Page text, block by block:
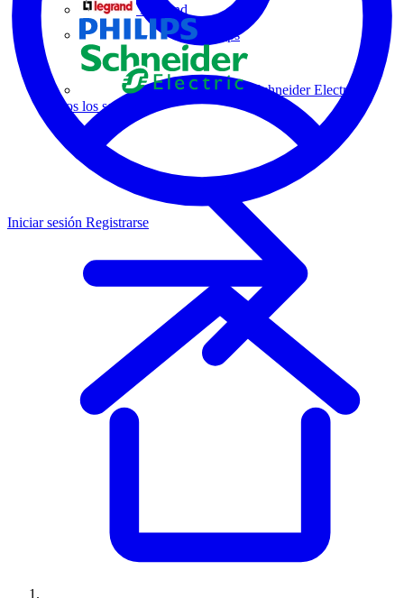
Legrand
Philips
Schneider Electric
Todos los socios
Iniciar sesión Registrarse